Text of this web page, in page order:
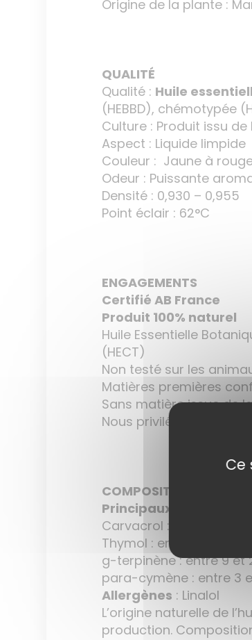
Origine de la plante :
QUALITÉ
Qualité : Huile
(HEBBD), chémotypée
Culture : Produit issu
Aspect : Liquide limpide
Couleur : Jaune à
Odeur : Puissante
Densité : 0,930 – 0,955
Point éclair : 62°C
ENGAGEMENTS
Certifié AB France
Produit 100% naturel
Huile Essentielle
(HECT)
Non testé sur les
Matières premières
Sans matière issue de
Nous privilégions les
COMPOSITION
Principaux composants
Carvacrol : entre 21 et
Thymol : entre 8 et 28%
g-terpinène : entre 9 et
para-cymène : entre 3
Allergènes : Linalol
L’origine naturelle de
production.
Ce